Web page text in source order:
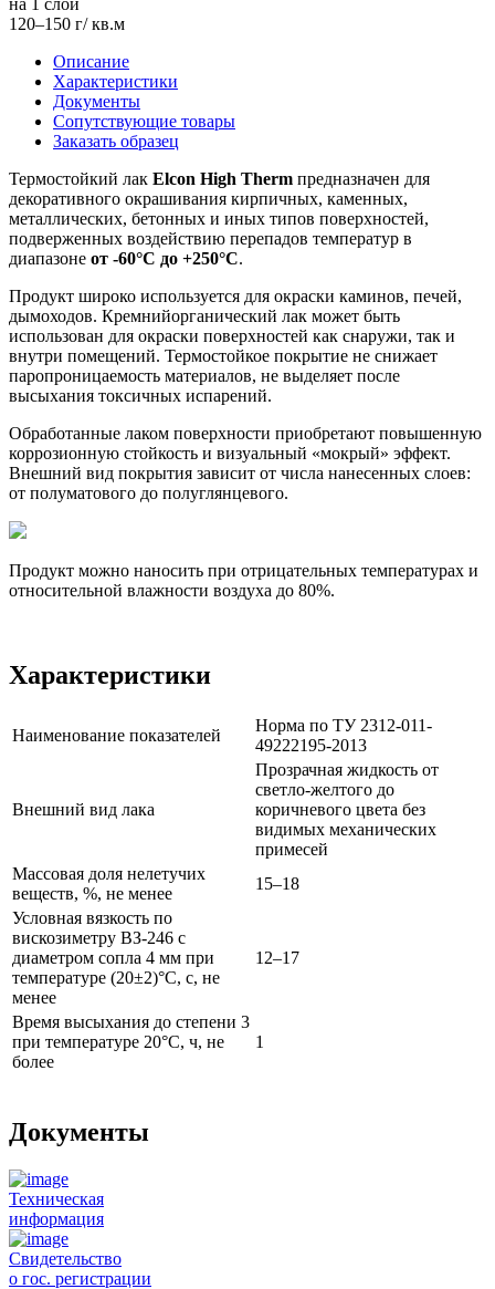
120–150 г/ кв.м
Описание
Характеристики
Документы
Сопутствующие товары
Заказать образец
Термостойкий лак Elcon High Therm предназначен для
декоративного окрашивания кирпичных, каменных,
металлических, бетонных и иных типов поверхностей,
подверженных воздействию перепадов температур в
диапазоне от -60°С до +250°С.
Продукт широко используется для окраски каминов, печей,
дымоходов. Кремнийорганический лак может быть
использован для окраски поверхностей как снаружи, так и
внутри помещений. Термостойкое покрытие не снижает
паропроницаемость материалов, не выделяет после
высыхания токсичных испарений.
Обработанные лаком поверхности приобретают повышенную
коррозионную стойкость и визуальный «мокрый» эффект.
Внешний вид покрытия зависит от числа нанесенных слоев:
от полуматового до полуглянцевого.
Продукт можно наносить при отрицательных температурах и
относительной влажности воздуха до 80%.
Характеристики
Наименование показателей
Норма по ТУ 2312-011-
49222195-2013
Внешний вид лака
Прозрачная жидкость от
светло-желтого до
коричневого цвета без
видимых механических
примесей
Массовая доля нелетучих
веществ, %, не менее
15–18
Условная вязкость по
вискозиметру ВЗ-246 с
диаметром сопла 4 мм при
температуре (20±2)°С, с, не
менее
12–17
Время высыхания до степени 3
при температуре 20°С, ч, не
более
1
Документы
Техническая
информация
Свидетельство
о гос. регистрации